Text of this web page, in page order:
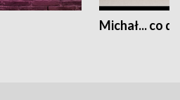
Michał... co